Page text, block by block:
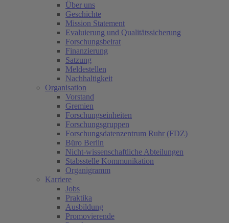
Über uns
Geschichte
Mission Statement
Evaluierung und Qualitätssicherung
Forschungsbeirat
Finanzierung
Satzung
Meldestellen
Nachhaltigkeit
Organisation
Vorstand
Gremien
Forschungseinheiten
Forschungsgruppen
Forschungsdatenzentrum Ruhr (FDZ)
Büro Berlin
Nicht-wissenschaftliche Abteilungen
Stabsstelle Kommunikation
Organigramm
Karriere
Jobs
Praktika
Ausbildung
Promovierende